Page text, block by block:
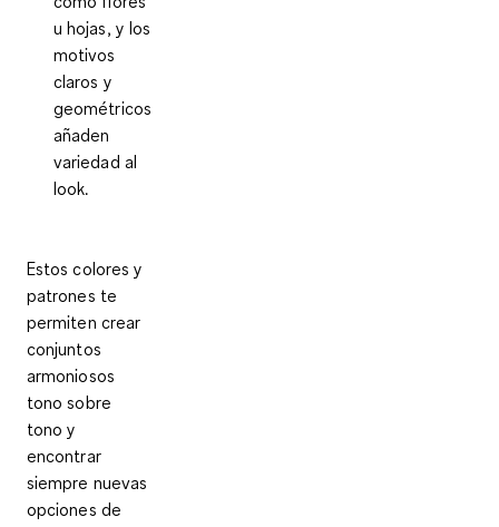
u hojas, y los
motivos
claros y
geométricos
añaden
variedad al
look.
Estos colores y
patrones te
permiten crear
conjuntos
armoniosos
tono sobre
tono y
encontrar
siempre nuevas
opciones de